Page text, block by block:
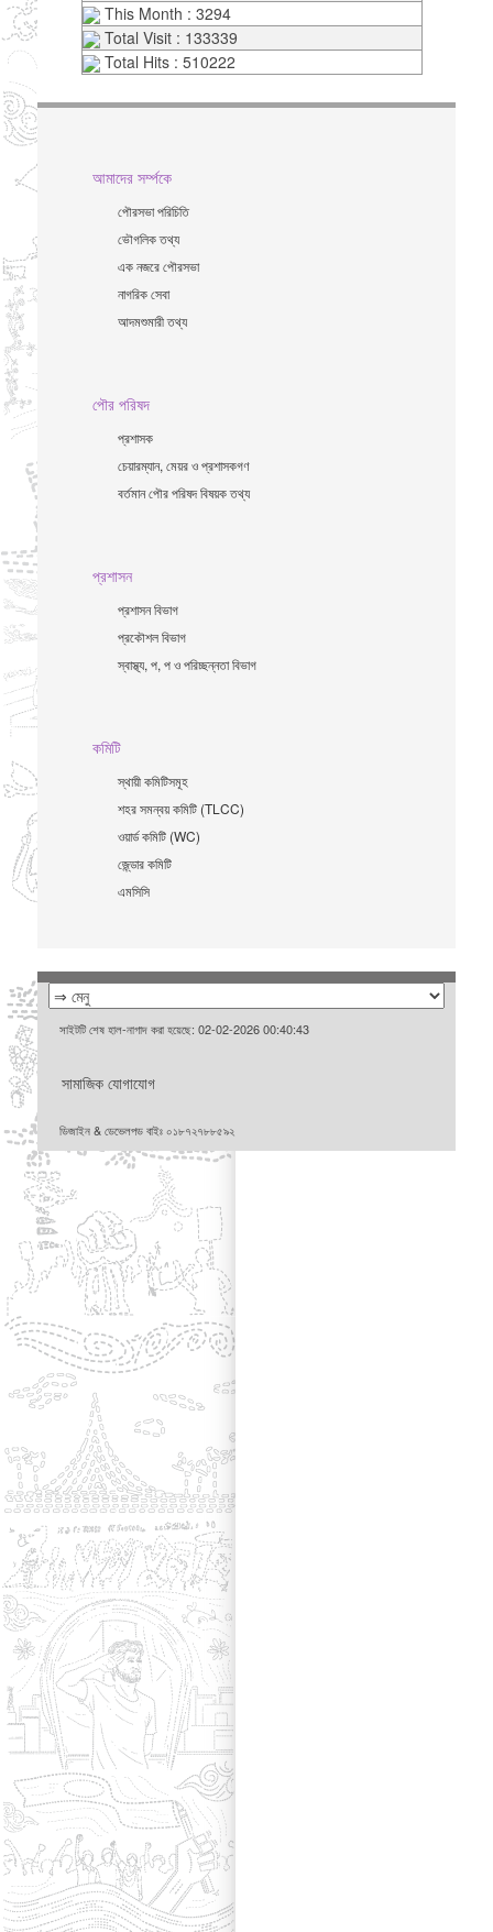
This Month : 3294
Total Visit : 133339
Total Hits : 510222
আমাদের সর্ম্পকে
পৌরসভা পরিচিতি
ভৌগলিক তথ্য
এক নজরে পৌরসভা
নাগরিক সেবা
আদমশুমারী তথ্য
পৌর পরিষদ
প্রশাসক
চেয়ারম্যান, মেয়র ও প্রশাসকগণ
বর্তমান পৌর পরিষদ বিষয়ক তথ্য
প্রশাসন
প্রশাসন বিভাগ
প্রকৌশল বিভাগ
স্বাস্থ্য, প, প ও পরিচ্ছন্নতা ‍বিভাগ
কমিটি
স্থায়ী কমিটিসমূহ
শহর সমন্বয় কমিটি (TLCC)
ওয়ার্ড কমিটি (WC)
জে্ন্ডার কমিটি
এমসিসি
সাইটটি শেষ হাল-নাগাদ করা হয়েছে: 02-02-2026 00:40:43
সামাজিক যোগাযোগ
ডিজাইন & ডেভেলপড বাইঃ ০১৮৭২৭৮৮৫৯২